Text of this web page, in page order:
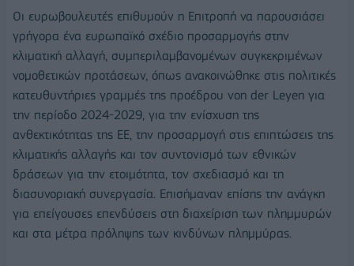
Οι ευρωβουλευτές επιθυμούν η Επιτροπή να παρουσιάσει
γρήγορα ένα ευρωπαϊκό σχέδιο προσαρμογής στην
κλιματική αλλαγή, συμπεριλαμβανομένων συγκεκριμένων
νομοθετικών προτάσεων, όπως ανακοινώθηκε στις πολιτικές
κατευθυντήριες γραμμές της προέδρου von der Leyen για
την περίοδο 2024-2029, για την ενίσχυση της
ανθεκτικότητας της ΕΕ, την προσαρμογή στις επιπτώσεις της
κλιματικής αλλαγής και τον συντονισμό των εθνικών
δράσεων για την ετοιμότητα, τον σχεδιασμό και τη
διασυνοριακή συνεργασία. Επισήμαναν επίσης την ανάγκη
για επείγουσες επενδύσεις στη διαχείριση των πλημμυρών
και στα μέτρα πρόληψης των κινδύνων πλημμύρας.